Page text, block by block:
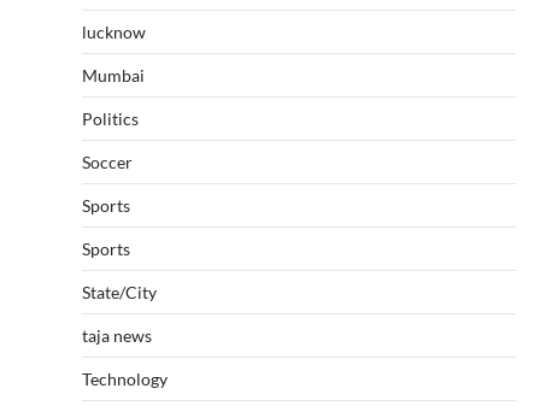
lucknow
Mumbai
Politics
Soccer
Sports
Sports
State/City
taja news
Technology